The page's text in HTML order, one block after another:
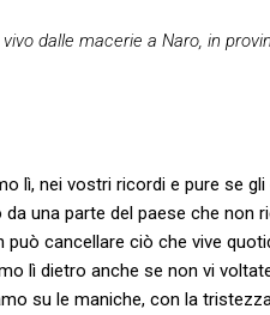
vivo dalle macerie a Naro, in
lì, nei vostri ricordi e pure se
una parte del paese che non
può cancellare ciò che vive
lì dietro anche se non vi
su le maniche, con la